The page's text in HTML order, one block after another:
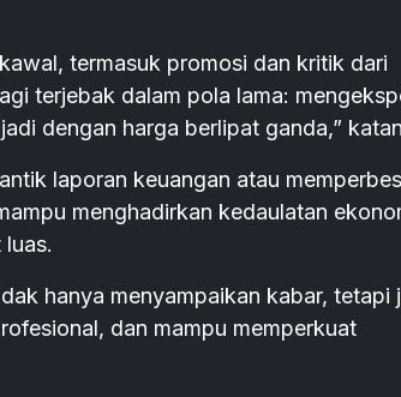
termasuk promosi dan kritik dari
terjebak dalam pola lama:
dengan harga berlipat ganda,”
laporan keuangan atau
menghadirkan kedaulatan
hanya menyampaikan kabar, tetapi
dan mampu memperkuat